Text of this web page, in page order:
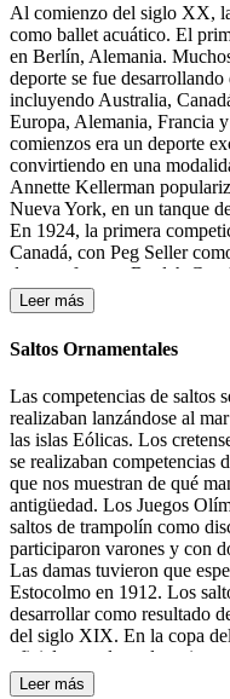
Al comienzo del siglo XX,
como ballet acuático. El
en Berlín, Alemania.
deporte se fue
incluyendo Australia,
Europa, Alemania, Francia
comienzos era un deporte
convirtiendo en una
Annette Kellerman
Nueva York, en un tanque
En 1924, la primera
Canadá, con Peg Seller
deporte fueron: Beulah
MacKellar, Teresa
competiciones de esos días
Durante los años 30 del
competiciones en Alemania,
Mermaids" ("Las Sirenas
Chicago, el cual el
sincronizada". Ésta fue la
Curtis todavía usaba el
rítmica) en su libro
Synchronized Swimming
Burgess Publishing Co.,
Unidos de América donde
trascendencia con las
Hollywood y nadadora. A
este deporte, por haberlo
40 y 50 del siglo XX,
Juegos Olímpicos de Los
Leer más
Saltos Ornamentales
Las competencias de saltos
realizaban lanzándose al
las islas Eólicas. Los
se realizaban competencias
que nos muestran de qué
antigüedad. Los Juegos
saltos de trampolín como
participaron varones y con
Las damas tuvieron que
Estocolmo en 1912. Los
desarrollar como resultado
del siglo XIX. En la copa
oficialmente los saltos
estrenaron como disciplina
Leer más